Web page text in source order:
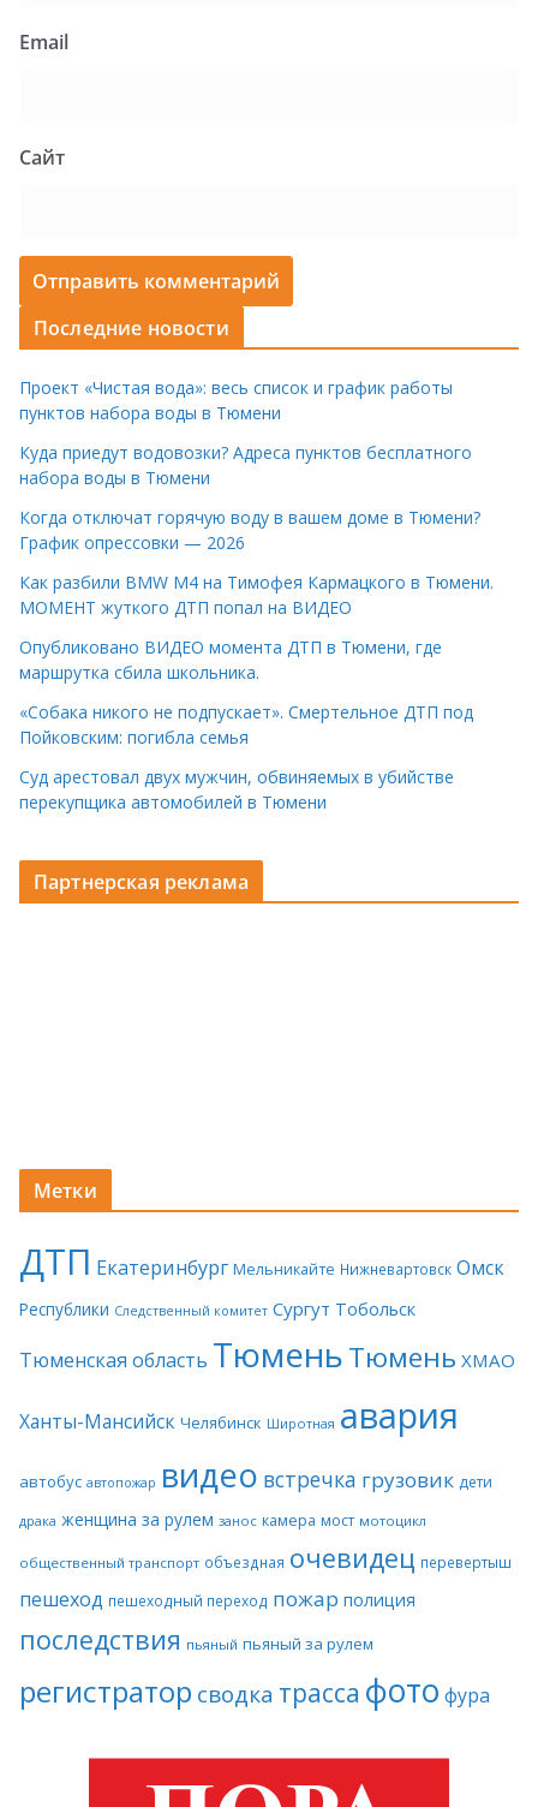
Email
Сайт
Последние новости
Проект «Чистая вода»: весь список и график работы
пунктов набора воды в Тюмени
Куда приедут водовозки? Адреса пунктов бесплатного
набора воды в Тюмени
Когда отключат горячую воду в вашем доме в Тюмени?
График опрессовки — 2026
Как разбили BMW M4 на Тимофея Кармацкого в Тюмени.
МОМЕНТ жуткого ДТП попал на ВИДЕО
Опубликовано ВИДЕО момента ДТП в Тюмени, где
маршрутка сбила школьника.
«Собака никого не подпускает». Смертельное ДТП под
Пойковским: погибла семья
Суд арестовал двух мужчин, обвиняемых в убийстве
перекупщика автомобилей в Тюмени
Партнерская реклама
Метки
ДТП Екатеринбург Мельникайте Нижневартовск Омск
Республики Следственный комитет Сургут Тобольск
Тюменская область ТюменьТюмень ХМАО
Ханты-Мансийск Челябинск Широтная авария
автобус автопожар видео встречка грузовик дети
драка женщина за рулем занос камера мост мотоцикл
общественный транспорт объездная очевидец перевертыш
пешеход пешеходный переход пожар полиция
последствия пьяный пьяный за рулем
регистратор сводка трасса фото фура